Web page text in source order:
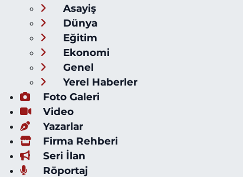
Asayiş
Dünya
Eğitim
Ekonomi
Genel
Yerel Haberler
Foto Galeri
Video
Yazarlar
Firma Rehberi
Seri İlan
Röportaj